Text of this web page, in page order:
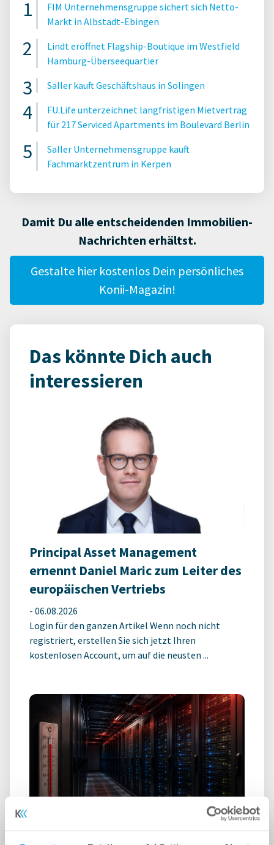
FIM Unternehmensgruppe sichert sich Netto-
Markt in Albstadt-Ebingen
Lindt eröffnet Flagship-Boutique im Westfield
Hamburg-Überseequartier
Saller kauft Geschäftshaus in Solingen
FU.Life unterzeichnet langfristigen Mietvertrag
für 217 Serviced Apartments im Boulevard Berlin
Saller Unternehmensgruppe kauft
Fachmarktzentrum in Kerpen
Damit Du alle entscheidenden Immobilien-
Nachrichten erhältst.
Gestalte hier kostenlos Dein persönliches
Konii-Magazin!
Das könnte Dich auch
interessieren
Principal Asset Management
ernennt Daniel Maric zum Leiter des
europäischen Vertriebs
- 06.08.2026
Login für den ganzen Artikel Wenn noch nicht
registriert, erstellen Sie sich jetzt Ihren
kostenlosen Account, um auf die neusten ...